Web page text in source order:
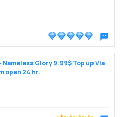
Trò
Nameless Glory 9.99$ Top up Via
open 24 hr.